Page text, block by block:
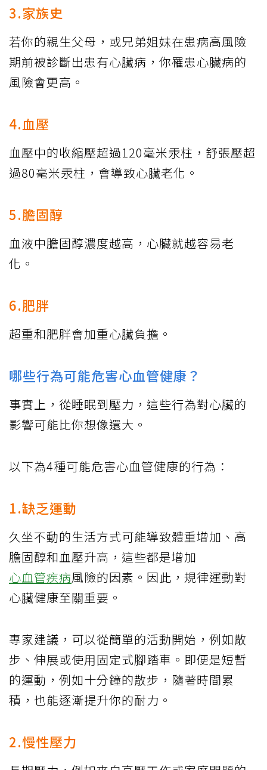
3.家族史
若你的親生父母，或兄弟姐妹在患病高風險
期前被診斷出患有心臟病，你罹患心臟病的
風險會更高。
4.血壓
血壓中的收縮壓超過120毫米汞柱，舒張壓超
過80毫米汞柱，會導致心臟老化。
5.膽固醇
血液中膽固醇濃度越高，心臟就越容易老
化。
6.肥胖
超重和肥胖會加重心臟負擔。
哪些行為可能危害心血管健康？
事實上，從睡眠到壓力，這些行為對心臟的
影響可能比你想像還大。
以下為4種可能危害心血管健康的行為：
1.缺乏運動
久坐不動的生活方式可能導致體重增加、高
膽固醇和血壓升高，這些都是增加
心血管疾病風險的因素。因此，規律運動對
心臟健康至關重要。
專家建議，可以從簡單的活動開始，例如散
步、伸展或使用固定式腳踏車。即便是短暫
的運動，例如十分鐘的散步，隨著時間累
積，也能逐漸提升你的耐力。
2.慢性壓力